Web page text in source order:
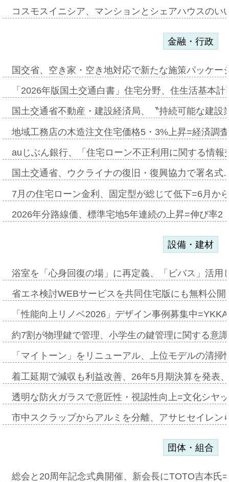
コスモスイニシア、マンションとシェアハウスの
金融・行政
国交省、空き家・空き地対応で新たな施策パッケ
「2026年版国土交通白書」住宅分野、住生活基本
国土交通省不動産・建設経済局、〝持続可能な建
地域工務店の木造注文住宅価格5・3%上昇=経済調
auじぶん銀行、「住宅ローン不正利用に関する情
国土交通省、ウクライナの復旧・復興協力で署名
7月の住宅ローン金利、固定型が総じて低下=6月か
2026年分路線価、標準宅地5年連続の上昇=伸び率
設備・建材
浴室を「心身回復の場」に再定義、「ビバス」活
省エネ検討WEBサービスを共同住宅版にも無料公
「性能向上リノベ2026」デザイン事例募集中
約7割が物理鍵で管理、小学生の鍵管理に関する意
「マイトーン」をリニューアル、上位モデルの清
着工延期で減収も利益改善、26年5月期決算を発表
透明な防火ガラスで意匠性・視認性向上=文化シヤ
市中スクラップからアルミを分離、アサヒセイレ
団体・組合
総会と20周年記念式典開催、新会長にTOTO吉本氏